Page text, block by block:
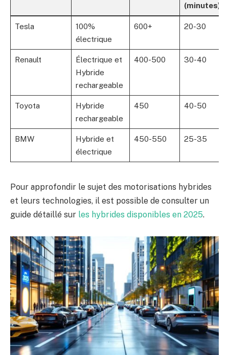
(minutes)
Tesla
100%
électrique
600+ 20-30
Renault
Électrique et
Hybride
rechargeable
400-500 30-40
Toyota
Hybride
rechargeable
450 40-50
BMW
Hybride et
électrique
450-550 25-35
Pour approfondir le sujet des motorisations hybrides
et leurs technologies, il est possible de consulter un
guide détaillé sur les hybrides disponibles en 2025.